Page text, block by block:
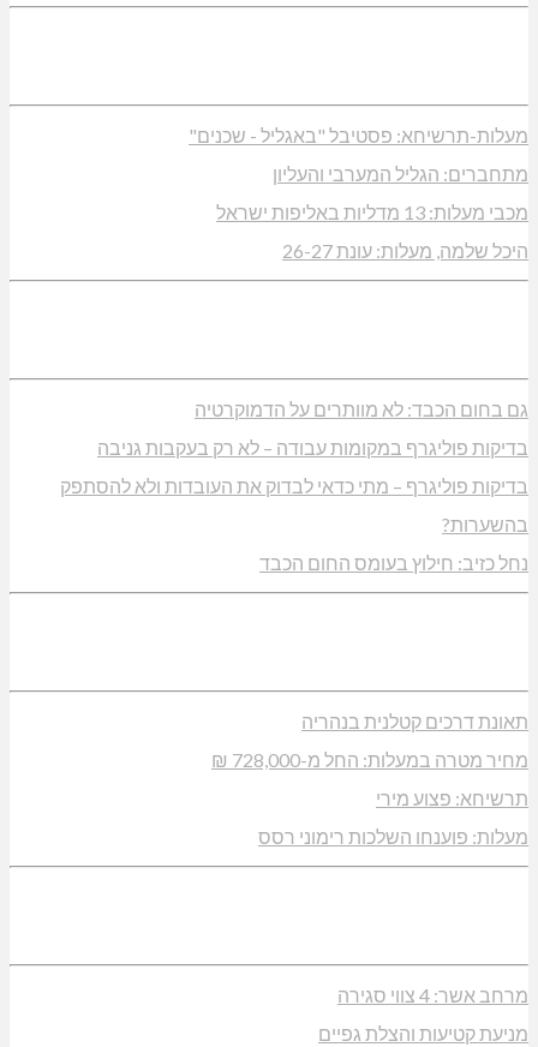
מעלות-תרשיחא: פסטיבל "באגליל - שכנים"
מתחברים: הגליל המערבי והעליון
מכבי מעלות: 13 מדליות באליפות ישראל
היכל שלמה, מעלות: עונת 26-27
גם בחום הכבד: לא מוותרים על הדמוקרטיה
בדיקות פוליגרף במקומות עבודה – לא רק בעקבות גניבה
בדיקות פוליגרף – מתי כדאי לבדוק את העובדות ולא להסתפק
בהשערות?
נחל כזיב: חילוץ בעומס החום הכבד
תאונת דרכים קטלנית בנהריה
מחיר מטרה במעלות: החל מ-728,000 ₪
תרשיחא: פצוע מירי
מעלות: פוענחו השלכות רימוני רסס
מרחב אשר: 4 צווי סגירה
מניעת קטיעות והצלת גפיים